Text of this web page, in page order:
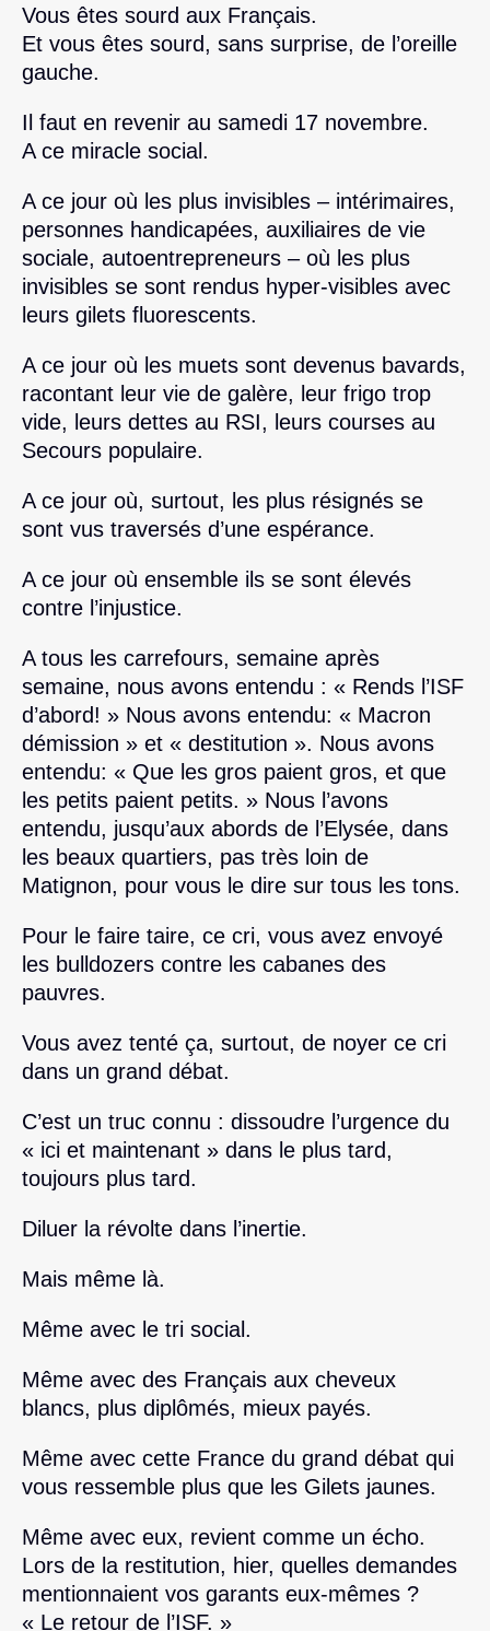
Vous êtes sourd aux Français.
Et vous êtes sourd, sans surprise, de l’oreille
gauche.
Il faut en revenir au samedi 17 novembre.
A ce miracle social.
A ce jour où les plus invisibles – intérimaires,
personnes handicapées, auxiliaires de vie
sociale, autoentrepreneurs – où les plus
invisibles se sont rendus hyper-visibles avec
leurs gilets fluorescents.
A ce jour où les muets sont devenus bavards,
racontant leur vie de galère, leur frigo trop
vide, leurs dettes au RSI, leurs courses au
Secours populaire.
A ce jour où, surtout, les plus résignés se
sont vus traversés d’une espérance.
A ce jour où ensemble ils se sont élevés
contre l’injustice.
A tous les carrefours, semaine après
semaine, nous avons entendu : « Rends l’ISF
d’abord! » Nous avons entendu: « Macron
démission » et « destitution ». Nous avons
entendu: « Que les gros paient gros, et que
les petits paient petits. » Nous l’avons
entendu, jusqu’aux abords de l’Elysée, dans
les beaux quartiers, pas très loin de
Matignon, pour vous le dire sur tous les tons.
Pour le faire taire, ce cri, vous avez envoyé
les bulldozers contre les cabanes des
pauvres.
Vous avez tenté ça, surtout, de noyer ce cri
dans un grand débat.
C’est un truc connu : dissoudre l’urgence du
« ici et maintenant » dans le plus tard,
toujours plus tard.
Diluer la révolte dans l’inertie.
Mais même là.
Même avec le tri social.
Même avec des Français aux cheveux
blancs, plus diplômés, mieux payés.
Même avec cette France du grand débat qui
vous ressemble plus que les Gilets jaunes.
Même avec eux, revient comme un écho.
Lors de la restitution, hier, quelles demandes
mentionnaient vos garants eux-mêmes ?
« Le retour de l’ISF. »